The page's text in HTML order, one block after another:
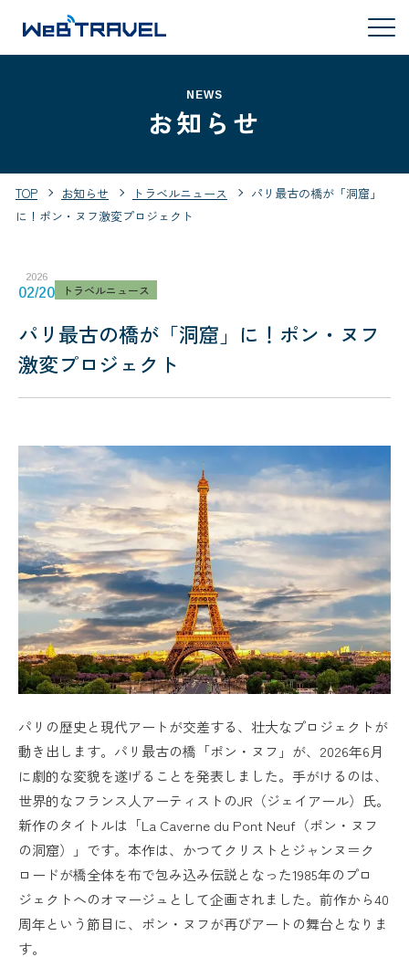
NEWS
お知らせ
TOP お知らせ トラベルニュース
パリ最古の橋が「洞窟」
に！ポン・ヌフ激変プロジェクト
2026
02/20 トラベルニュース
パリ最古の橋が「洞窟」に！ポン・ヌフ
激変プロジェクト
パリの歴史と現代アートが交差する、壮大なプロジェクトが
動き出します。パリ最古の橋「ポン・ヌフ」が、2026年6月
に劇的な変貌を遂げることを発表しました。手がけるのは、
世界的なフランス人アーティストのJR（ジェイアール）氏。
新作のタイトルは「La Caverne du Pont Neuf（ポン・ヌフ
の洞窟）」です。本作は、かつてクリストとジャンヌ＝ク
ロードが橋全体を布で包み込み伝説となった1985年のプロ
ジェクトへのオマージュとして企画されました。前作から40
周年という節目に、ポン・ヌフが再びアートの舞台となりま
す。